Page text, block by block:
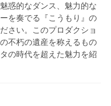
惑的なダンス、魅力的な
を奏でる『こうもり』の
さい。このプロダクショ
不朽の遺産を称えるもの
の時代を超えた魅力を紹